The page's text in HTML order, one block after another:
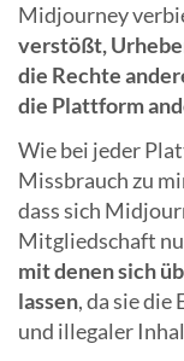
Midjourney
verstößt,
die Rechte
die Plattform
Wie bei jeder
Missbrauch zu
dass sich
Mitgliedschaft
mit denen sich
lassen, da sie
und illegaler